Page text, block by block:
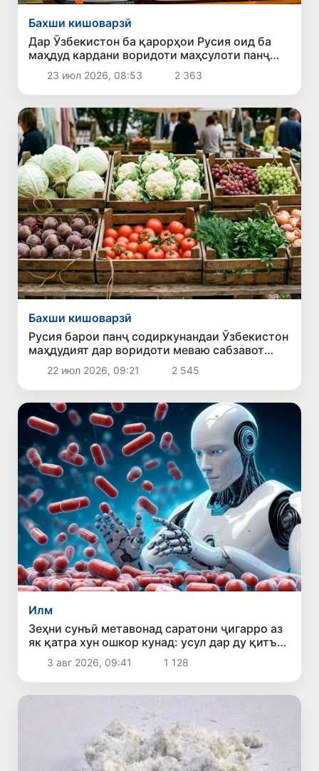
Бахши кишоварзӣ
Дар Ӯзбекистон ба қарорҳои Русия оид ба
маҳдуд кардани воридоти маҳсулоти панҷ
содиркунанда шарҳ доданд
23 июл 2026, 08:53 2 363
Бахши кишоварзӣ
Русия барои панҷ содиркунандаи Ӯзбекистон
маҳдудият дар воридоти меваю сабзавот
ҷорӣ мекунад
22 июл 2026, 09:21 2 545
Илм
Зеҳни сунъӣ метавонад саратони ҷигарро аз
як қатра хун ошкор кунад: усул дар ду қитъа
бо муваффақият озмуда шуд
3 авг 2026, 09:41 1 128